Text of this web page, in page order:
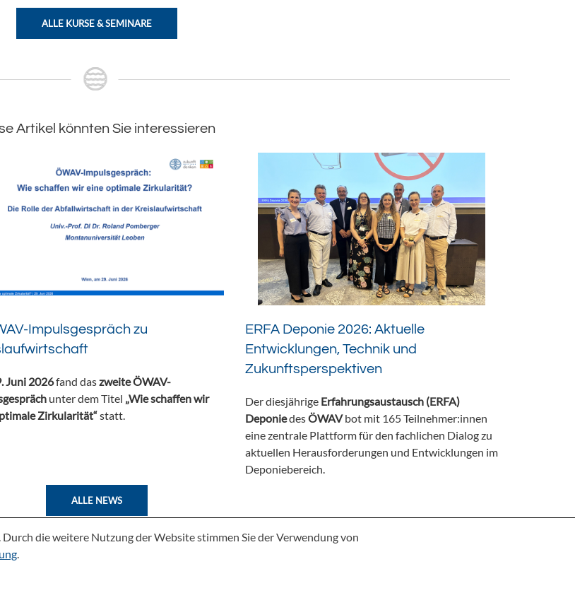
ALLE KURSE & SEMINARE
Artikel könnten Sie interessieren
Impulsgespräch zu
Juni 2026fand daszweite ÖWAV-
unter dem Titel „Wie schaffen wir
Zirkularität“statt.
ERFA Deponie 2026: Aktuelle
Entwicklungen, Technik und
Zukunftsperspektiven
Der diesjährige Erfahrungsaustausch (ERFA)
DeponiedesÖWAVbot mit 165 Teilnehmer:innen
eine zentrale Plattform für den fachlichen Dialog zu
aktuellen Herausforderungen und Entwicklungen im
Deponiebereich.
ALLE NEWS
die weitere Nutzung der Website stimmen Sie der Verwendung von
.